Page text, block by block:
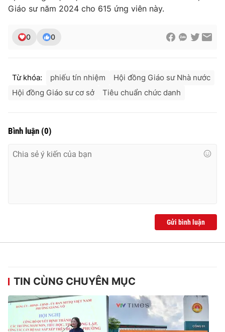
Giáo sư năm 2024 cho 615 ứng viên này.
0 0
Từ khóa: phiếu tín nhiệm
Hội đồng Giáo sư Nhà nước
Hội đồng Giáo sư cơ sở
Tiêu chuẩn chức danh
Bình luận (0)
Gửi bình luận
TIN CÙNG CHUYÊN MỤC